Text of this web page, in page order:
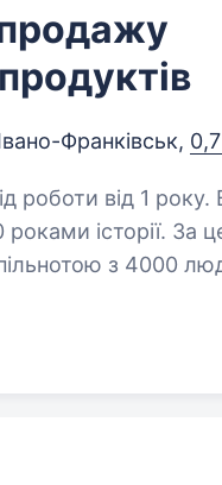
Франківськ,
від 1 року. Вища
історії. За
з 4000